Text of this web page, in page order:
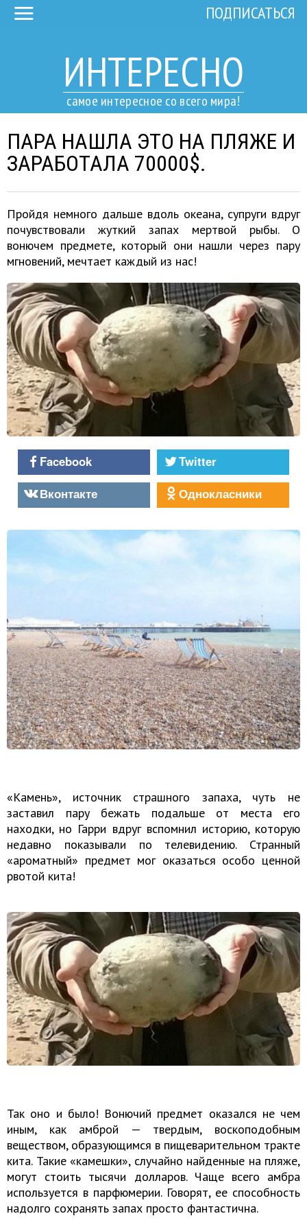
ИНТЕРЕСНО
самое интересное со всего мира!
ПОДПИСАТЬСЯ
ПАРА НАШЛА ЭТО НА ПЛЯЖЕ И
ЗАРАБОТАЛА 70000$.
Пройдя немного дальше вдоль океана, супруги вдруг
почувствовали жуткий запах мертвой рыбы. О
вонючем предмете, который они нашли через пару
мгновений, мечтает каждый из нас!
Facebook
Twitter
Вконтакте
Однокласники
«Камень», источник страшного запаха, чуть не
заставил пару бежать подальше от места его
находки, но Гарри вдруг вспомнил историю, которую
недавно показывали по телевидению. Странный
«ароматный» предмет мог оказаться особо ценной
рвотой кита!
Так оно и было! Вонючий предмет оказался не чем
иным, как амброй — твердым, воскоподобным
веществом, образующимся в пищеварительном тракте
кита. Такие «камешки», случайно найденные на пляже,
могут стоить тысячи долларов. Чаще всего амбра
используется в парфюмерии. Говорят, ее способность
надолго сохранять запах просто фантастична.